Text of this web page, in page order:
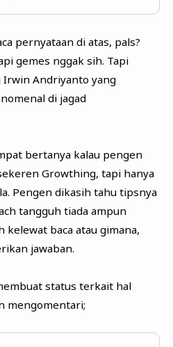
pernyataan di atas, pals?
gemes nggak sih. Tapi
Andriyanto yang
di jagad
bertanya kalau pengen
Growthing, tapi hanya
Pengen dikasih tahu tipsnya
tangguh tiada ampun
baca atau gimana,
jawaban.
status terkait hal
mengomentari;